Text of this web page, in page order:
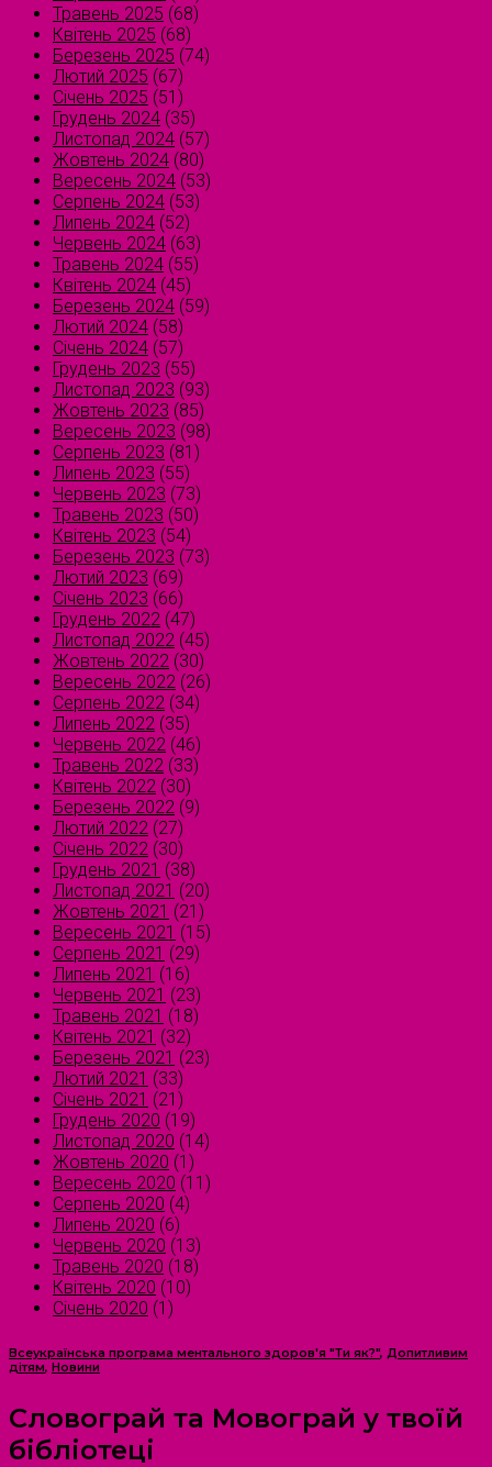
Травень 2025 (68)
Квітень 2025 (68)
Березень 2025 (74)
Лютий 2025 (67)
Січень 2025 (51)
Грудень 2024 (35)
Листопад 2024 (57)
Жовтень 2024 (80)
Вересень 2024 (53)
Серпень 2024 (53)
Липень 2024 (52)
Червень 2024 (63)
Травень 2024 (55)
Квітень 2024 (45)
Березень 2024 (59)
Лютий 2024 (58)
Січень 2024 (57)
Грудень 2023 (55)
Листопад 2023 (93)
Жовтень 2023 (85)
Вересень 2023 (98)
Серпень 2023 (81)
Липень 2023 (55)
Червень 2023 (73)
Травень 2023 (50)
Квітень 2023 (54)
Березень 2023 (73)
Лютий 2023 (69)
Січень 2023 (66)
Грудень 2022 (47)
Листопад 2022 (45)
Жовтень 2022 (30)
Вересень 2022 (26)
Серпень 2022 (34)
Липень 2022 (35)
Червень 2022 (46)
Травень 2022 (33)
Квітень 2022 (30)
Березень 2022 (9)
Лютий 2022 (27)
Січень 2022 (30)
Грудень 2021 (38)
Листопад 2021 (20)
Жовтень 2021 (21)
Вересень 2021 (15)
Серпень 2021 (29)
Липень 2021 (16)
Червень 2021 (23)
Травень 2021 (18)
Квітень 2021 (32)
Березень 2021 (23)
Лютий 2021 (33)
Січень 2021 (21)
Грудень 2020 (19)
Листопад 2020 (14)
Жовтень 2020 (1)
Вересень 2020 (11)
Серпень 2020 (4)
Липень 2020 (6)
Червень 2020 (13)
Травень 2020 (18)
Квітень 2020 (10)
Січень 2020 (1)
Всеукраїнська програма ментального здоров'я "Ти як?", Допитливим
дітям, Новини
Словограй та Мовограй у твоїй
бібліотеці